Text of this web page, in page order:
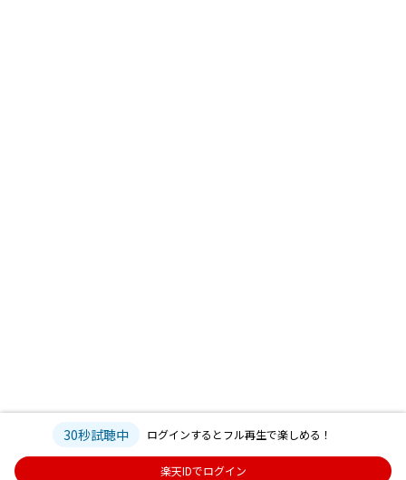
30秒試聴中 ログインするとフル再生で楽しめる！
楽天IDでログイン